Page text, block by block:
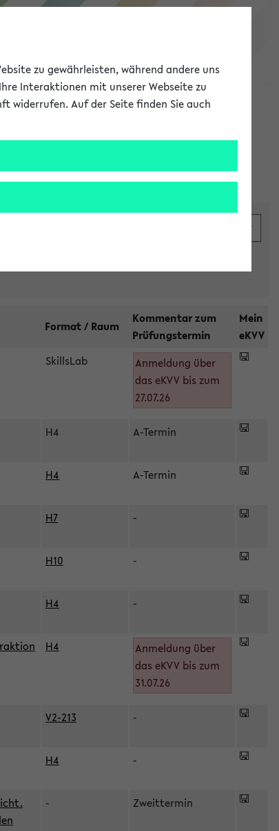
eKVV
Format / Raum
Kommentar zum
Prüfungstermin
Mein
eKVV
SkillsLab
Anmeldung über
das eKVV bis zum
27.07.26
H4 A-Termin
H4 A-Termin
H7 -
H10 -
H4 -
H4
Anmeldung über
das eKVV bis zum
31.07.26
V2-213 -
H4 -
- Zweittermin
zu gewährleisten, während andere uns
Interaktionen mit unserer Webseite zu
widerrufen. Auf der Seite finden Sie auch